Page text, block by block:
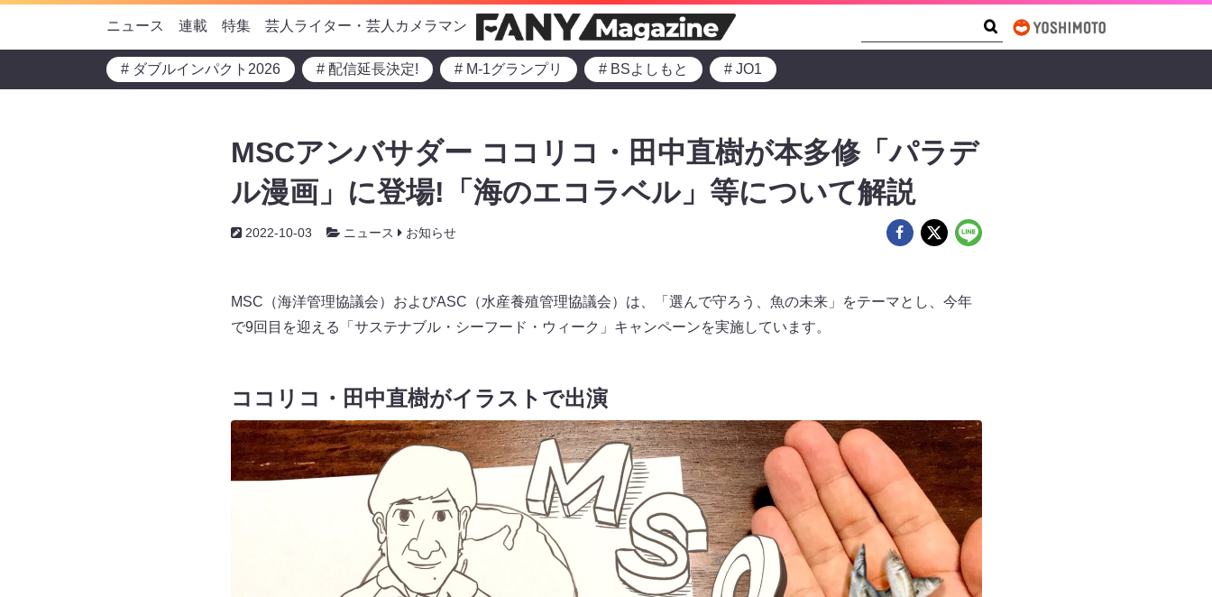
ニュース 連載 特集 芸人ライター・芸人カメラマン
# ダブルインパクト2026 # 配信延長決定! # M-1グランプリ # BSよしもと # JO1
MSCアンバサダー ココリコ・田中直樹が本多修「パラデ
ル漫画」に登場!「海のエコラベル」等について解説
2022-10-03 ニュース お知らせ
MSC（海洋管理協議会）およびASC（水産養殖管理協議会）は、「選んで守ろう、魚の未来」をテーマとし、今年
で9回目を迎える「サステナブル・シーフード・ウィーク」キャンペーンを実施しています。
ココリコ・田中直樹がイラストで出演